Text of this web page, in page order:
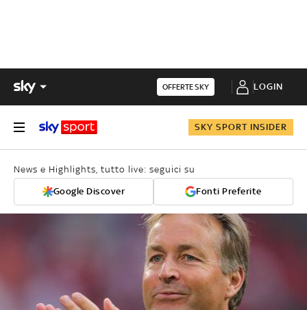
OFFERTE SKY LOGIN
SKY SPORT INSIDER
News e Highlights, tutto live: seguici su
Google Discover Fonti Preferite